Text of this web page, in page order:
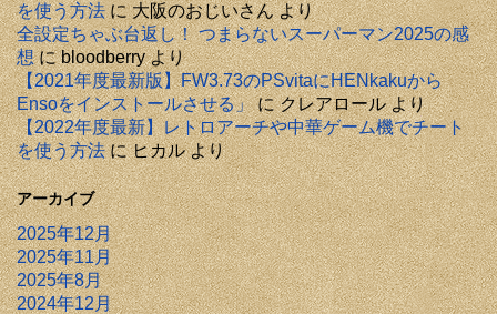
を使う方法に大阪のおじいさんより
全設定ちゃぶ台返し！ つまらないスーパーマン2025の感
想にbloodberryより
【2021年度最新版】FW3.73のPSvitaにHENkakuから
Ensoをインストールさせる」にクレアロールより
【2022年度最新】レトロアーチや中華ゲーム機でチート
を使う方法にヒカルより
アーカイブ
2025年12月
2025年11月
2025年8月
2024年12月